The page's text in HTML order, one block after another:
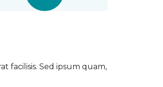
facilisis. Sed ipsum quam,